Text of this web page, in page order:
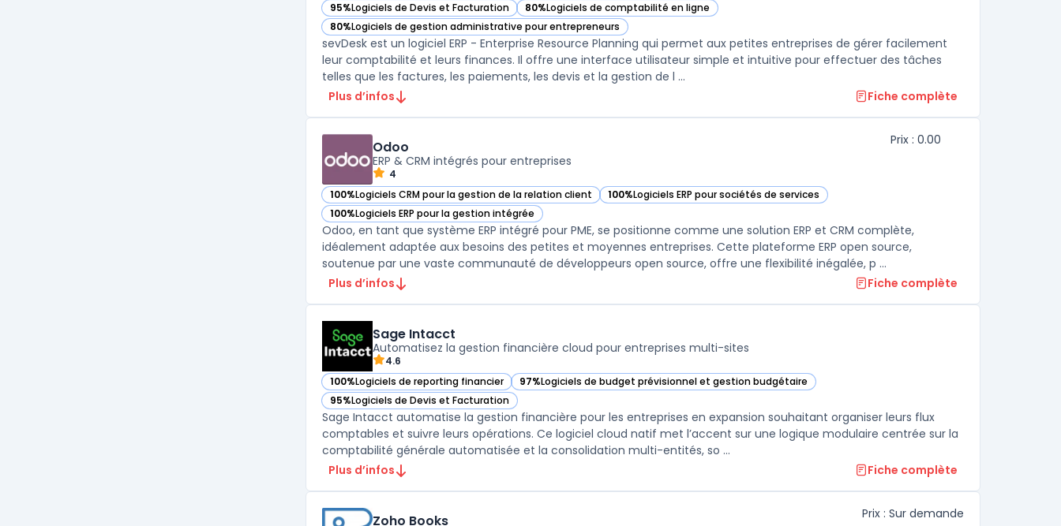
95%Logiciels de Devis et Facturation
— voir sevDesk dans cette catégorie 80%Logiciels de comptabilité en ligne
— voir sevDesk dans cette catégorie
80%Logiciels de gestion administrative pour entrepreneurs
— voir sevDesk dans cette catégorie
sevDesk est un logiciel ERP - Enterprise Resource Planning qui permet aux petites entreprises de gérer facilement
leur comptabilité et leurs finances. Il offre une interface utilisateur simple et intuitive pour effectuer des tâches
telles que les factures, les paiements, les devis et la gestion de l ...
Plus d’infos
Fiche complète
Odoo
ERP & CRM intégrés pour entreprises
4
Prix : 0.00
100%Logiciels CRM pour la gestion de la relation client
— voir Odoo dans cette catégorie 100%Logiciels ERP pour sociétés de services
— voir Odoo dans cette catégorie
100%Logiciels ERP pour la gestion intégrée
— voir Odoo dans cette catégorie
Odoo, en tant que système ERP intégré pour PME, se positionne comme une solution ERP et CRM complète,
idéalement adaptée aux besoins des petites et moyennes entreprises. Cette plateforme ERP open source,
soutenue par une vaste communauté de développeurs open source, offre une flexibilité inégalée, p ...
Plus d’infos
Fiche complète
Sage Intacct
Automatisez la gestion financière cloud pour entreprises multi-sites
4.6
100%Logiciels de reporting financier
— voir Sage Intacct dans cette catégorie97%Logiciels de budget prévisionnel et gestion budgétaire
— voir Sage Intacct dans cette catégorie
95%Logiciels de Devis et Facturation
— voir Sage Intacct dans cette catégorie
Sage Intacct automatise la gestion financière pour les entreprises en expansion souhaitant organiser leurs flux
comptables et suivre leurs opérations. Ce logiciel cloud natif met l’accent sur une logique modulaire centrée sur la
comptabilité générale automatisée et la consolidation multi-entités, so ...
Plus d’infos
Fiche complète
Zoho Books Prix : Sur demande